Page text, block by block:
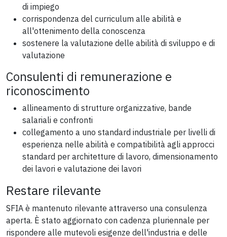
di impiego
corrispondenza del curriculum alle abilità e
all'ottenimento della conoscenza
sostenere la valutazione delle abilità di sviluppo e di
valutazione
Consulenti di remunerazione e
riconoscimento
allineamento di strutture organizzative, bande
salariali e confronti
collegamento a uno standard industriale per livelli di
esperienza nelle abilità e compatibilità agli approcci
standard per architetture di lavoro, dimensionamento
dei lavori e valutazione dei lavori
Restare rilevante
SFIA è mantenuto rilevante attraverso una consulenza
aperta. È stato aggiornato con cadenza pluriennale per
rispondere alle mutevoli esigenze dell'industria e delle